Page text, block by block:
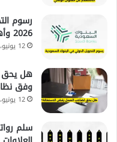
رسوم
2026 وأهم العوامل المؤثرة عليها
12 يونيو، 2026
هل يحق
وفق
12 يونيو، 2026